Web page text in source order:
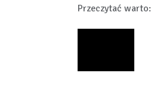
Przeczytać warto: